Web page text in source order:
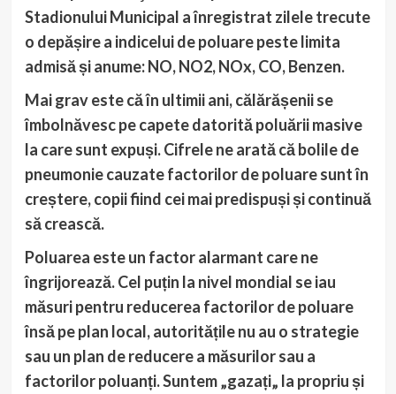
Stadionului Municipal a înregistrat zilele trecute
o depășire a indicelui de poluare peste limita
admisă și anume: NO, NO2, NOx, CO, Benzen.
Mai grav este că în ultimii ani, călărășenii se
îmbolnăvesc pe capete datorită poluării masive
la care sunt expuși. Cifrele ne arată că bolile de
pneumonie cauzate factorilor de poluare sunt în
creștere, copii fiind cei mai predispuși și continuă
să crească.
Poluarea este un factor alarmant care ne
îngrijorează. Cel puțin la nivel mondial se iau
măsuri pentru reducerea factorilor de poluare
însă pe plan local, autoritățile nu au o strategie
sau un plan de reducere a măsurilor sau a
factorilor poluanți. Suntem „gazați„ la propriu și